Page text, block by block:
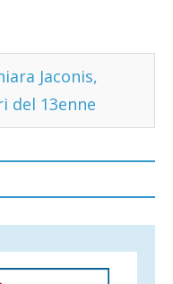
Jaconis,
del 13enne